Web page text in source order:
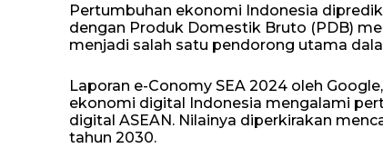
Pertumbuhan ekonomi Indonesia
dengan Produk Domestik Bruto (PDB)
menjadi salah satu pendorong utama
Laporan e-Conomy SEA 2024 oleh
ekonomi digital Indonesia mengalami
digital ASEAN. Nilainya diperkirakan
tahun 2030.